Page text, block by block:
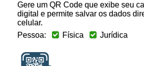
Gere um QR Code que exibe seu
digital e permite salvar os dados
celular.
Pessoa:
Física Jurídica